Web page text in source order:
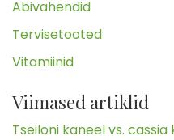
Abivahendid
Tervisetooted
Vitamiinid
Viimased artiklid
Tseiloni kaneel vs.